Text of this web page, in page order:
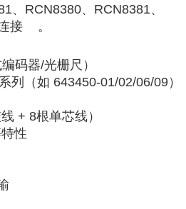
、RCN8380、RCN8381、
接
。
码器/光栅尺）‌‌
列（如 643450-01/02/06/09）
+ 8根单芯线）‌‌
性